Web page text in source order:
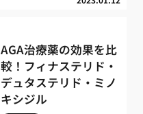
AGA治療薬の効果を比
較！フィナステリド・
デュタステリド・ミノ
キシジル